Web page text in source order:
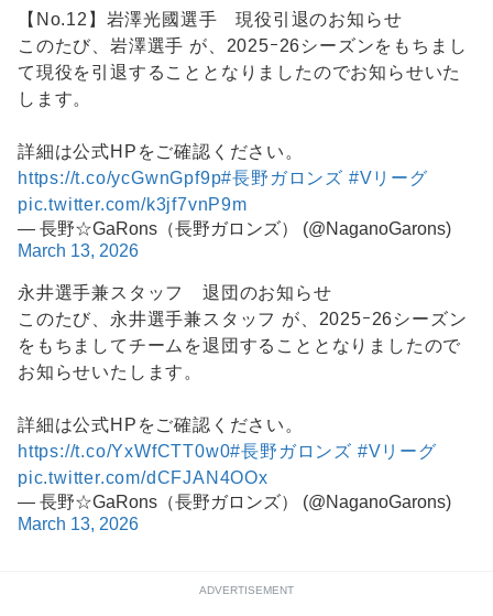
【No.12】岩澤光國選手 現役引退のお知らせ
このたび、岩澤選手 が、2025ｰ26シーズンをもちまし
て現役を引退することとなりましたのでお知らせいた
します。
詳細は公式HPをご確認ください。
https://t.co/ycGwnGpf9p#長野ガロンズ #Vリーグ
pic.twitter.com/k3jf7vnP9m
— 長野☆GaRons（長野ガロンズ） (@NaganoGarons)
March 13, 2026
永井選手兼スタッフ 退団のお知らせ
このたび、永井選手兼スタッフ が、2025ｰ26シーズン
をもちましてチームを退団することとなりましたので
お知らせいたします。
詳細は公式HPをご確認ください。
https://t.co/YxWfCTT0w0#長野ガロンズ #Vリーグ
pic.twitter.com/dCFJAN4OOx
— 長野☆GaRons（長野ガロンズ） (@NaganoGarons)
March 13, 2026
ADVERTISEMENT